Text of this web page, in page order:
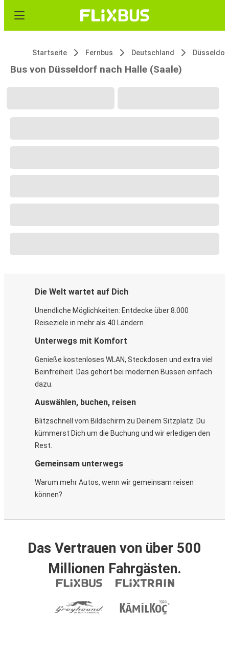
Startseite Fernbus Deutschland
Bus von Düsseldorf nach Halle (Saale)
Die Welt wartet auf Dich
Unendliche Möglichkeiten: Entdecke über 8.000
Reiseziele in mehr als 40 Ländern.
Unterwegs mit Komfort
Genieße kostenloses WLAN, Steckdosen und extra viel
Beinfreiheit. Das gehört bei modernen Bussen einfach
dazu.
Auswählen, buchen, reisen
Blitzschnell vom Bildschirm zu Deinem Sitzplatz: Du
kümmerst Dich um die Buchung und wir erledigen den
Rest.
Gemeinsam unterwegs
Warum mehr Autos, wenn wir gemeinsam reisen
können?
Das Vertrauen von über 500
Millionen Fahrgästen.